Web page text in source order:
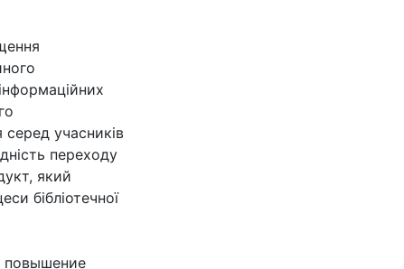
серед учасників
переходу
який
бібліотечної
повышение